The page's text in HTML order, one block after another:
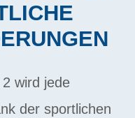
wird jede
der sportlichen